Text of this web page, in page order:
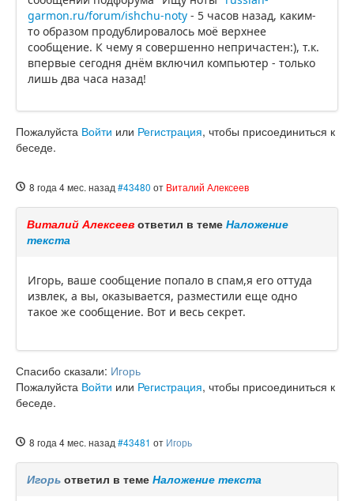
garmon.ru/forum/ishchu-noty - 5 часов назад, каким-
то образом продублировалось моё верхнее
сообщение. К чему я совершенно непричастен:), т.к.
впервые сегодня днём включил компьютер - только
лишь два часа назад!
Пожалуйста Войти или Регистрация, чтобы присоединиться к
беседе.
8 года 4 мес. назад #43480 от Виталий Алексеев
Виталий Алексеев ответил в теме Наложение
текста
Игорь, ваше сообщение попало в спам,я его оттуда
извлек, а вы, оказывается, разместили еще одно
такое же сообщение. Вот и весь секрет.
Спасибо сказали: Игорь
Пожалуйста Войти или Регистрация, чтобы присоединиться к
беседе.
8 года 4 мес. назад #43481 от Игорь
Игорь ответил в теме Наложение текста